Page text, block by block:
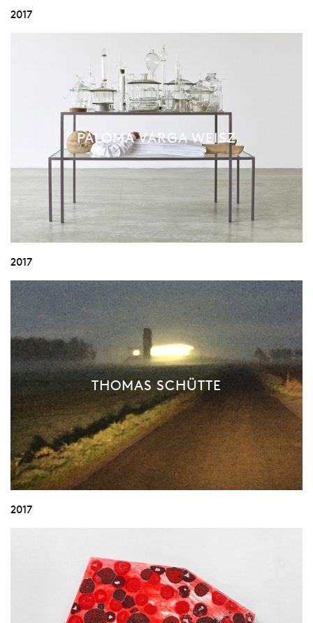
2017
PALOMA VARGA WEISZ
2017
THOMAS SCHÜTTE
2017